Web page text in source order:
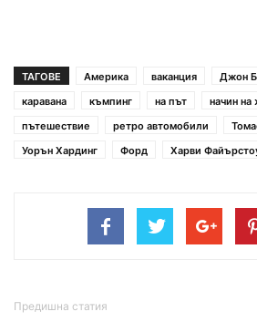
ТАГОВЕ Америка ваканция Джон
каравана
къмпинг на път начин на
пътешествие
ретро автомобили
Уорън Хардинг
Форд Харви
Предишна статия